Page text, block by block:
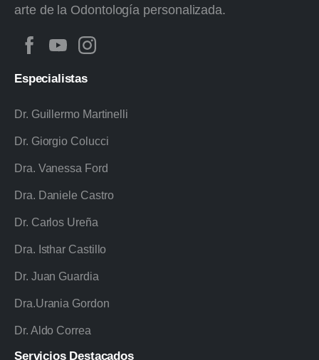
arte de la Odontología personalizada.
Especialistas
Dr. Guillermo Martinelli
Dr. Giorgio Colucci
Dra. Vanessa Ford
Dra. Daniele Castro
Dr. Carlos Ureña
Dra. Isthar Castillo
Dr. Juan Guardia
Dra.Urania Gordon
Dr. Aldo Correa
Servicios Destacados